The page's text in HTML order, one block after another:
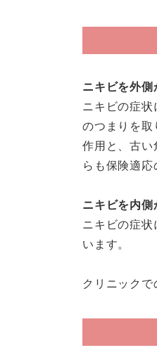
ニキビを外
ニキビの症
のつまりを
作用と、古
らも保険適
ニキビを内
ニキビの症
います。
クリニック